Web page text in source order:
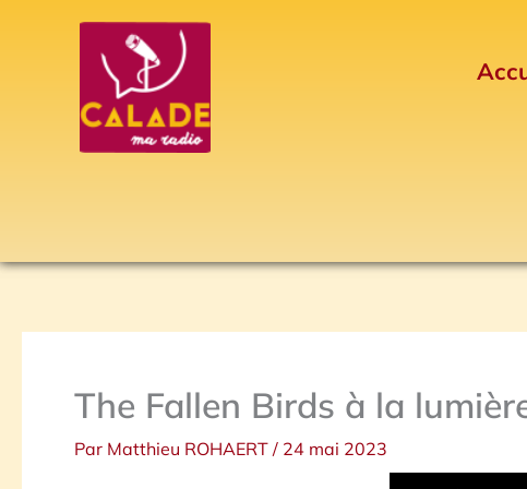
The Fallen Birds à la
Par Matthieu ROHAERT / 24 mai 2023